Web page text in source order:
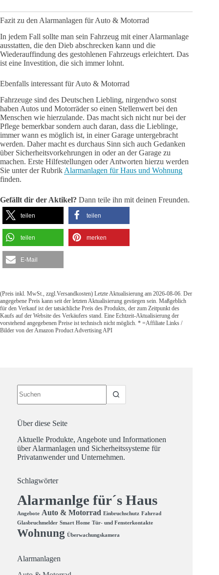
Fazit zu den Alarmanlagen für Auto & Motorrad
In jedem Fall sollte man sein Fahrzeug mit einer Alarmanlage
ausstatten, die den Dieb abschrecken kann und die
Wiederauffindung des gestohlenen Fahrzeugs erleichtert. Das
ist eine Investition, die sich immer lohnt.
Ebenfalls interessant für Auto & Motorrad
Fahrzeuge sind des Deutschen Liebling, nirgendwo sonst
haben Autos und Motorräder so einen Stellenwert bei den
Menschen wie hierzulande. Das macht sich nicht nur bei der
Pflege bemerkbar sondern auch daran, dass die Lieblinge,
immer wann es möglich ist, in einer Garage untergebracht
werden. Daher macht es durchaus Sinn sich auch Gedanken
über Sicherheitsvorkehrungen in oder an der Garage zu
machen. Erste Hilfestellungen oder Antworten hierzu werden
Sie unter der Rubrik Alarmanlagen für Haus und Wohnung
finden.
Gefällt dir der Aktikel? Dann teile ihn mit deinen Freunden.
teilen teilen
teilen merken
E-Mail
(Preis inkl. MwSt., zzgl.Versandkosten) Letzte Aktualisierung am 2026-08-06. Der
angegebene Preis kann seit der letzten Aktualisierung gestiegen sein. Maßgeblich
für den Verkauf ist der tatsächliche Preis des Produkts, der zum Zeitpunkt des
Kaufs auf der Website des Verkäufers stand. Eine Echtzeit-Aktualisierung der
vorstehend angegebenen Preise ist technisch nicht möglich. * =Affiliate Links /
Bilder von der Amazon Product Advertising API
Ergebnisse
Über diese Seite
Aktuelle Produkte, Angebote und Informationen
über Alarmanlagen und Sicherheitssysteme für
Privatanwender und Unternehmen.
Schlagwörter
Alarmanlge für´s Haus
Angebote Auto & Motorrad Einbruchschutz Fahrrad
Glasbruchmelder Smart Home Tür- und Fensterkontakte
Wohnung Überwachungskamera
Alarmanlagen